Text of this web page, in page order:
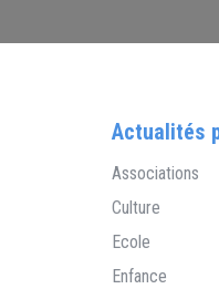
Actualités
Associations
Culture
Ecole
Enfance